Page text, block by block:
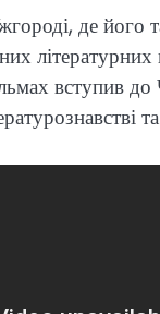
де його
літературних
вступив до